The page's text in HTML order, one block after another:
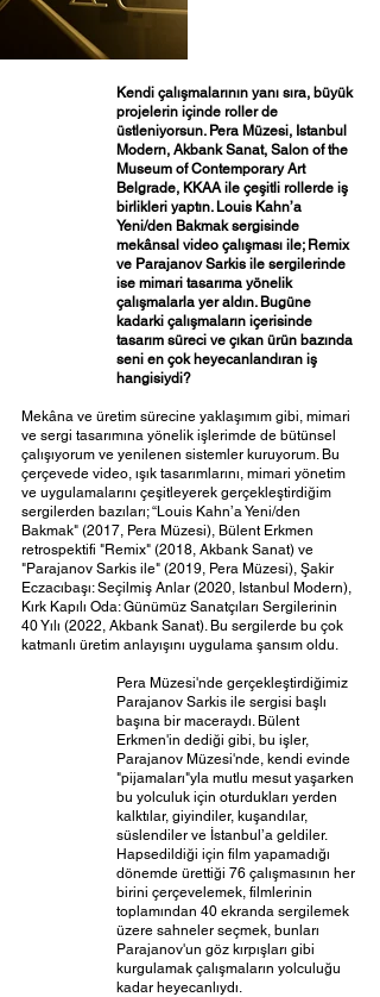
Kendi çalışmalarının yanı sıra, büyük
projelerin içinde roller de
üstleniyorsun. Pera Müzesi, Istanbul
Modern, Akbank Sanat, Salon of the
Museum of Contemporary Art
Belgrade, KKAA ile çeşitli rollerde iş
birlikleri yaptın. Louis Kahn’a
Yeni/den Bakmak sergisinde
mekânsal video çalışması ile; Remix
ve Parajanov Sarkis ile sergilerinde
ise mimari tasarıma yönelik
çalışmalarla yer aldın. Bugüne
kadarki çalışmaların içerisinde
tasarım süreci ve çıkan ürün bazında
seni en çok heyecanlandıran iş
hangisiydi?
Mekâna ve üretim sürecine yaklaşımım gibi, mimari
ve sergi tasarımına yönelik işlerimde de bütünsel
çalışıyorum ve yenilenen sistemler kuruyorum. Bu
çerçevede video, ışık tasarımlarını, mimari yönetim
ve uygulamalarını çeşitleyerek gerçekleştirdiğim
sergilerden bazıları; “Louis Kahn’a Yeni/den
Bakmak" (2017, Pera Müzesi), Bülent Erkmen
retrospektifi "Remix" (2018, Akbank Sanat) ve
"Parajanov Sarkis ile" (2019, Pera Müzesi), Şakir
Eczacıbaşı: Seçilmiş Anlar (2020, Istanbul Modern),
Kırk Kapılı Oda: Günümüz Sanatçıları Sergilerinin
40 Yılı (2022, Akbank Sanat). Bu sergilerde bu çok
katmanlı üretim anlayışını uygulama şansım oldu.
Pera Müzesi'nde gerçekleştirdiğimiz
Parajanov Sarkis ile sergisi başlı
başına bir maceraydı. Bülent
Erkmen'in dediği gibi, bu işler,
Parajanov Müzesi'nde, kendi evinde
"pijamaları"yla mutlu mesut yaşarken
bu yolculuk için oturdukları yerden
kalktılar, giyindiler, kuşandılar,
süslendiler ve İstanbul’a geldiler.
Hapsedildiği için film yapamadığı
dönemde ürettiği 76 çalışmasının her
birini çerçevelemek, filmlerinin
toplamından 40 ekranda sergilemek
üzere sahneler seçmek, bunları
Parajanov'un göz kırpışları gibi
kurgulamak çalışmaların yolculuğu
kadar heyecanlıydı.